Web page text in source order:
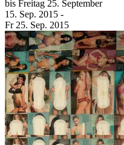
bis Freitag 25. September
15. Sep. 2015 -
Fr 25. Sep. 2015